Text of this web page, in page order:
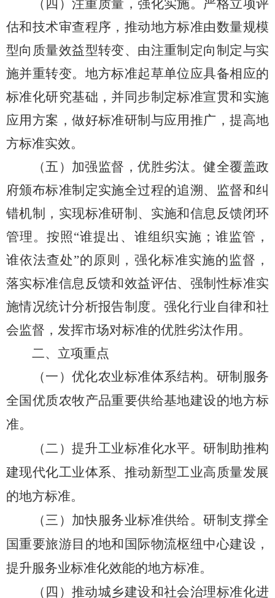
（四）注重质量，强化实施。 严格立项评
估和技术审查程序 ，推动地方标准由数量规模
型向质量效益型转变、由注重制定向制定与实
施并重转变。地方标准起草单位应具备相应的
标准化研究基础， 并 同步制定标准宣贯和实施
应用方案，做好标准研制与应用推广，提高地
方标准实效。
（五）加强监督，优胜劣汰。健全覆盖政
府颁布标准制定实施全过程的追溯、监督和纠
错机制，实现标准研制、实施和信息反馈闭环
管理。按照“谁提出、谁组织实施；谁监管，
谁依法查处”的原则， 强化标准实施的监督，
落实标准信息反馈和效益评估、强制性标准实
施情况统计分析报告制度。强化行业自律和社
会监督，发挥市场对标准的优胜劣汰作用。
二、立项重点
（一） 优化农业标准体系结构。 研制 服务
全国优质农牧产品重要供给基地建设的地方标
准。
（二）提升工业标准化水平。研制助推构
建现代化工业体系、推动新型工业高质量发展
的地方标准。
（三 ） 加快服务业标准供给。研制支撑全
国重要旅游目的地和国际物流枢纽中心建设，
提升服务业标准化效能的地方标准。
（ 四 ） 推动城乡建设和社会治理标准化进